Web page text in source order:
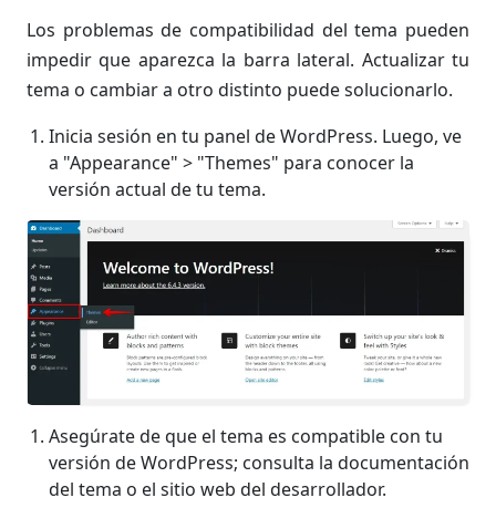
Los problemas de compatibilidad del tema pueden
impedir que aparezca la barra lateral. Actualizar tu
tema o cambiar a otro distinto puede solucionarlo.
Inicia sesión en tu panel de WordPress. Luego, ve
a "Appearance" > "Themes" para conocer la
versión actual de tu tema.
Asegúrate de que el tema es compatible con tu
versión de WordPress; consulta la documentación
del tema o el sitio web del desarrollador.